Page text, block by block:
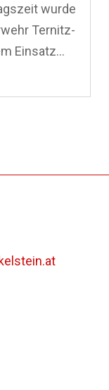
wurde
Ternitz-
Einsatz...